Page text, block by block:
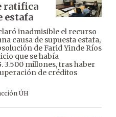
ratifica
estafa
inadmisible el recurso
causa de supuesta estafa,
de Farid Yinde Ríos
que se había
3.500 millones, tras haber
de créditos
ÚH